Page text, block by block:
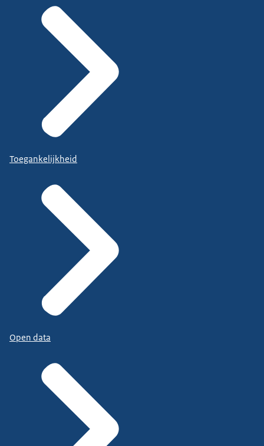
Toegankelijkheid
Open data